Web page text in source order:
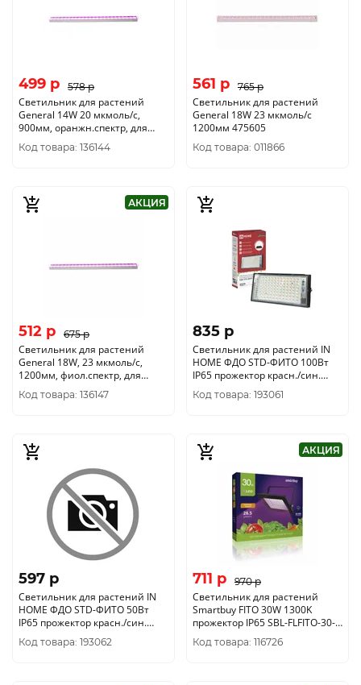
499 p 578 p
Светильник для растений
General 14W 20 мкмоль/с,
900мм, оранжн.спектр, для
цветения 475607
Код товара: 136144
561 p 765 p
Светильник для растений
General 18W 23 мкмоль/с
1200мм 475605
Код товара: 011866
АКЦИЯ
512 p 675 p
Светильник для растений
General 18W, 23 мкмоль/с,
1200мм, фиол.спектр, для
рассады 475611
Код товара: 136147
835 p
Светильник для растений IN
HOME ФДО STD-ФИТО 100Вт
IP65 прожектор красн./син.
спектр черн. 4690612065052
Код товара: 193061
597 p
Светильник для растений IN
HOME ФДО STD-ФИТО 50Вт
IP65 прожектор красн./син.
спектр черн.4690612065045
Код товара: 193062
АКЦИЯ
711 p 970 p
Светильник для растений
Smartbuy FITO 30W 1300K
прожектор IP65 SBL-FLFITO-30-
65K
Код товара: 116726